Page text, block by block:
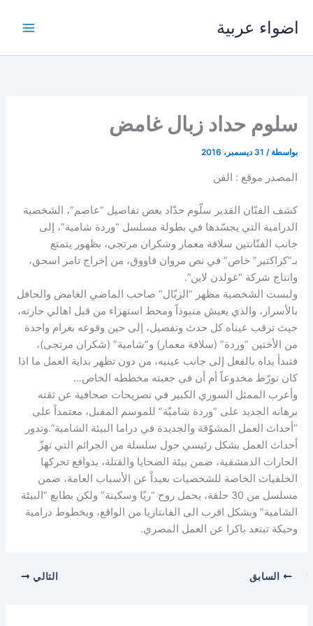
اضواء عربية
سلوم حداد زبال غامض
بواسطة / 31 ديسمبر، 2016
المصدر موقع : الفن
كشف الفنّان القدير سلّوم حدّاد بعض تفاصيل “عاصم”، الشخصية
الدرامية التي يجسّدها في بطولة مسلسل “وردة شامية”، إلى
جانب الفنّانتين سلافة معمار وشكران مرتجى، بظهور يتمتع
بـ”كراكتير” خاص” في نص مروان قاووق، من إخراج تامر اسحق،
وانتاج شركة “غولدن لاين”.
ولبست الشخصية مظهر “الزبّال” صاحب الماضي الغامض والحافل
بالأسرار، والذي يعيش منبوذاً ومحط استهزاء من قبل اهالي حارته،
حيث ترقب عيناه كل حدث وتفصيل، إلى حين وقوعه بغرام واحدة
من الأختين “وردة” (سلافة معمار) و”شامية” (شكران مرتجى)،
فتبدأ يداه بالفعل إلى جانب عينيه، من دون تظهر بداية العمل ما اذا
كان تورّط مخدوعاً أم أن في جعبته مخططه الخاص…
وأعرب الممثل السوري الكبير في تصريحات صحافية عن ثقته
برهانه الجديد على “وردة شاميّة” للموسم المقبل، معتمداً على
“أحداث العمل المشوّقة والجديدة في دراما البيئة الشامية”.وتدور
أحداث العمل بشكل رئيسي حول سلسلة من الجرائم التي تهزّ
الحارات الدمشقية، ضمن بيئة الضحايا والقتلة، بدوافع تحركها
الخلفيات الخاصة للشخصيات بعيداً عن الأسباب العامة، ضمن
مسلسل من 30 حلقة، يحمل روح “ريّا وسكينة” ولكن بطابع “البيئة
الشامية” وبشكل اقرب الى الفانتازيا من الواقع، وبخطوط درامية
وحبكة تبتعد باكرا عن العمل المصري.
السابق التالي